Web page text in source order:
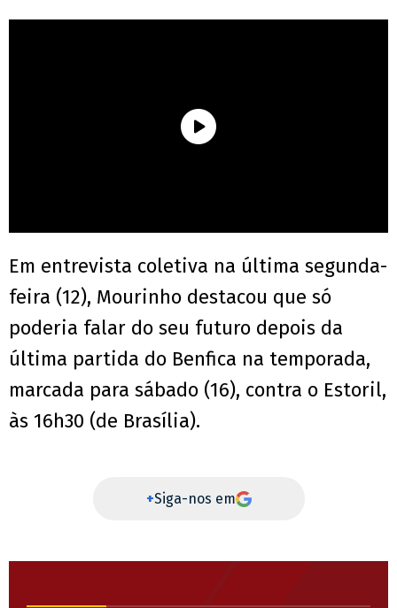
Em entrevista coletiva na última segunda-
feira (12), Mourinho destacou que só
poderia falar do seu futuro depois da
última partida do Benfica na temporada,
marcada para sábado (16), contra o Estoril,
às 16h30 (de Brasília).
+Siga-nos em